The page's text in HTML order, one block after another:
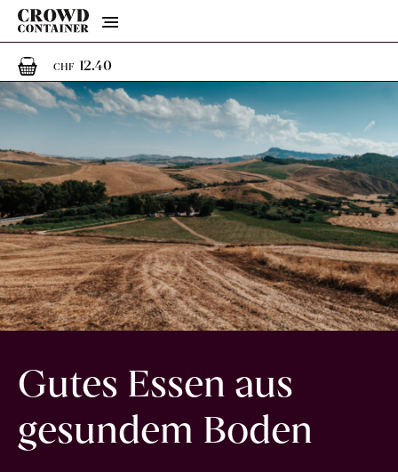
Menu
CHF 12.401 Artikel im Warenkorb
Gutes Essen aus
gesundem Boden